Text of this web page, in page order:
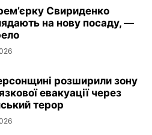
Свириденко
на нову посаду, —
розширили зону
евакуації через
терор